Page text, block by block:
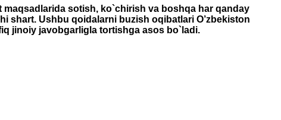
sotish, ko`chirish va boshqa har qanday
shart. Ushbu qoidalarni buzish oqibatlari O’zbekiston
jinoiy javobgarligla tortishga asos bo`ladi.